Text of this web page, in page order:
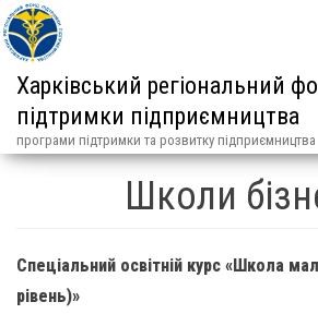
Харківський регіональний
підтримки підприємництва
програми підтримки та розвитку підприємництва
Школи
Спеціальний освітній курс «Школа
рівень)»